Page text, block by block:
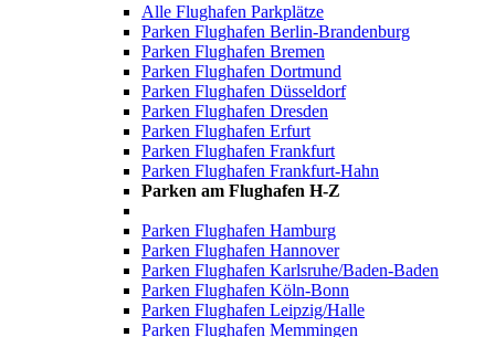
Alle Flughafen Parkplätze
Parken Flughafen Berlin-Brandenburg
Parken Flughafen Bremen
Parken Flughafen Dortmund
Parken Flughafen Düsseldorf
Parken Flughafen Dresden
Parken Flughafen Erfurt
Parken Flughafen Frankfurt
Parken Flughafen Frankfurt-Hahn
Parken am Flughafen H-Z
Parken Flughafen Hamburg
Parken Flughafen Hannover
Parken Flughafen Karlsruhe/Baden-Baden
Parken Flughafen Köln-Bonn
Parken Flughafen Leipzig/Halle
Parken Flughafen Memmingen